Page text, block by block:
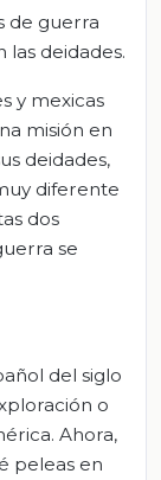
de guerra
deidades.
y mexicas
misión en
deidades,
diferente
dos
se
del siglo
o
Ahora,
peleas en